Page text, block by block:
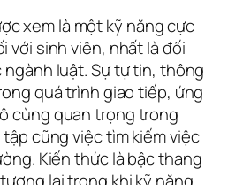
xem là một kỹ năng cực
với sinh viên, nhất là đối
luật. Sự tự tin, thông
quá trình giao tiếp, ứng
cùng quan trọng trong
cũng việc tìm kiếm việc
Kiến thức là bậc thang